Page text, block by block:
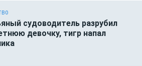
судоводитель разрубил
девочку, тигр напал